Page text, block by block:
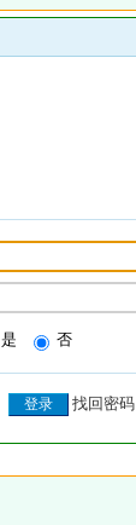
是 否
找回密码